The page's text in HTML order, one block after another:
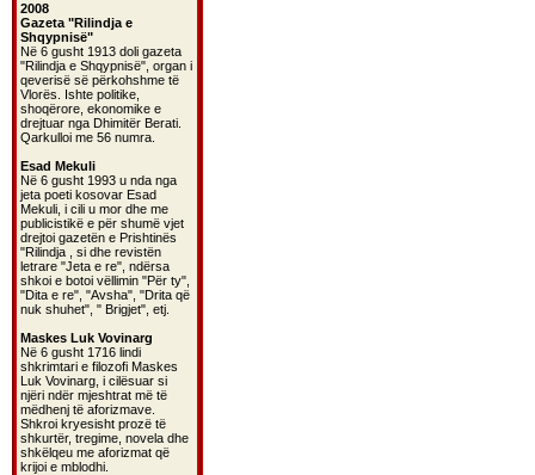
2008
Gazeta "Rilindja e
Shqypnisë"
Në 6 gusht 1913 doli gazeta
"Rilindja e Shqypnisë", organ i
qeverisë së përkohshme të
Vlorës. Ishte politike,
shoqërore, ekonomike e
drejtuar nga Dhimitër Berati.
Qarkulloi me 56 numra.
Esad Mekuli
Në 6 gusht 1993 u nda nga
jeta poeti kosovar Esad
Mekuli, i cili u mor dhe me
publicistikë e për shumë vjet
drejtoi gazetën e Prishtinës
"Rilindja , si dhe revistën
letrare "Jeta e re", ndërsa
shkoi e botoi vëllimin "Për ty",
"Dita e re", "Avsha", "Drita që
nuk shuhet", " Brigjet", etj.
Maskes Luk Vovinarg
Në 6 gusht 1716 lindi
shkrimtari e filozofi Maskes
Luk Vovinarg, i cilësuar si
njëri ndër mjeshtrat më të
mëdhenj të aforizmave.
Shkroi kryesisht prozë të
shkurtër, tregime, novela dhe
shkëlqeu me aforizmat që
krijoi e mblodhi.